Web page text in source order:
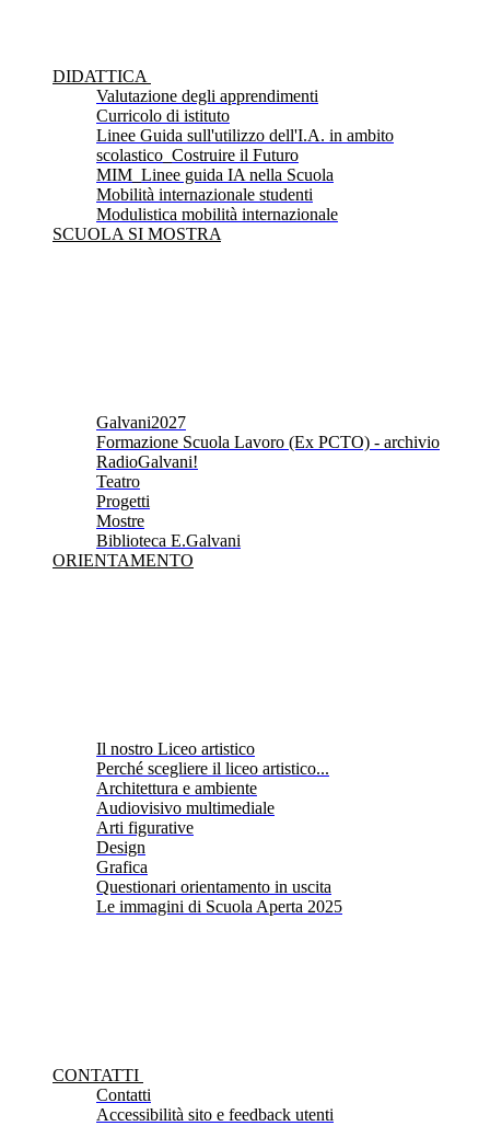
DIDATTICA
Valutazione degli apprendimenti
Curricolo di istituto
Linee Guida sull'utilizzo dell'I.A. in ambito
scolastico_Costruire il Futuro
MIM_Linee guida IA nella Scuola
Mobilità internazionale studenti
Modulistica mobilità internazionale
SCUOLA SI MOSTRA
Galvani2027
Formazione Scuola Lavoro (Ex PCTO) - archivio
RadioGalvani!
Teatro
Progetti
Mostre
Biblioteca E.Galvani
ORIENTAMENTO
Il nostro Liceo artistico
Perché scegliere il liceo artistico...
Architettura e ambiente
Audiovisivo multimediale
Arti figurative
Design
Grafica
Questionari orientamento in uscita
Le immagini di Scuola Aperta 2025
CONTATTI
Contatti
Accessibilità sito e feedback utenti